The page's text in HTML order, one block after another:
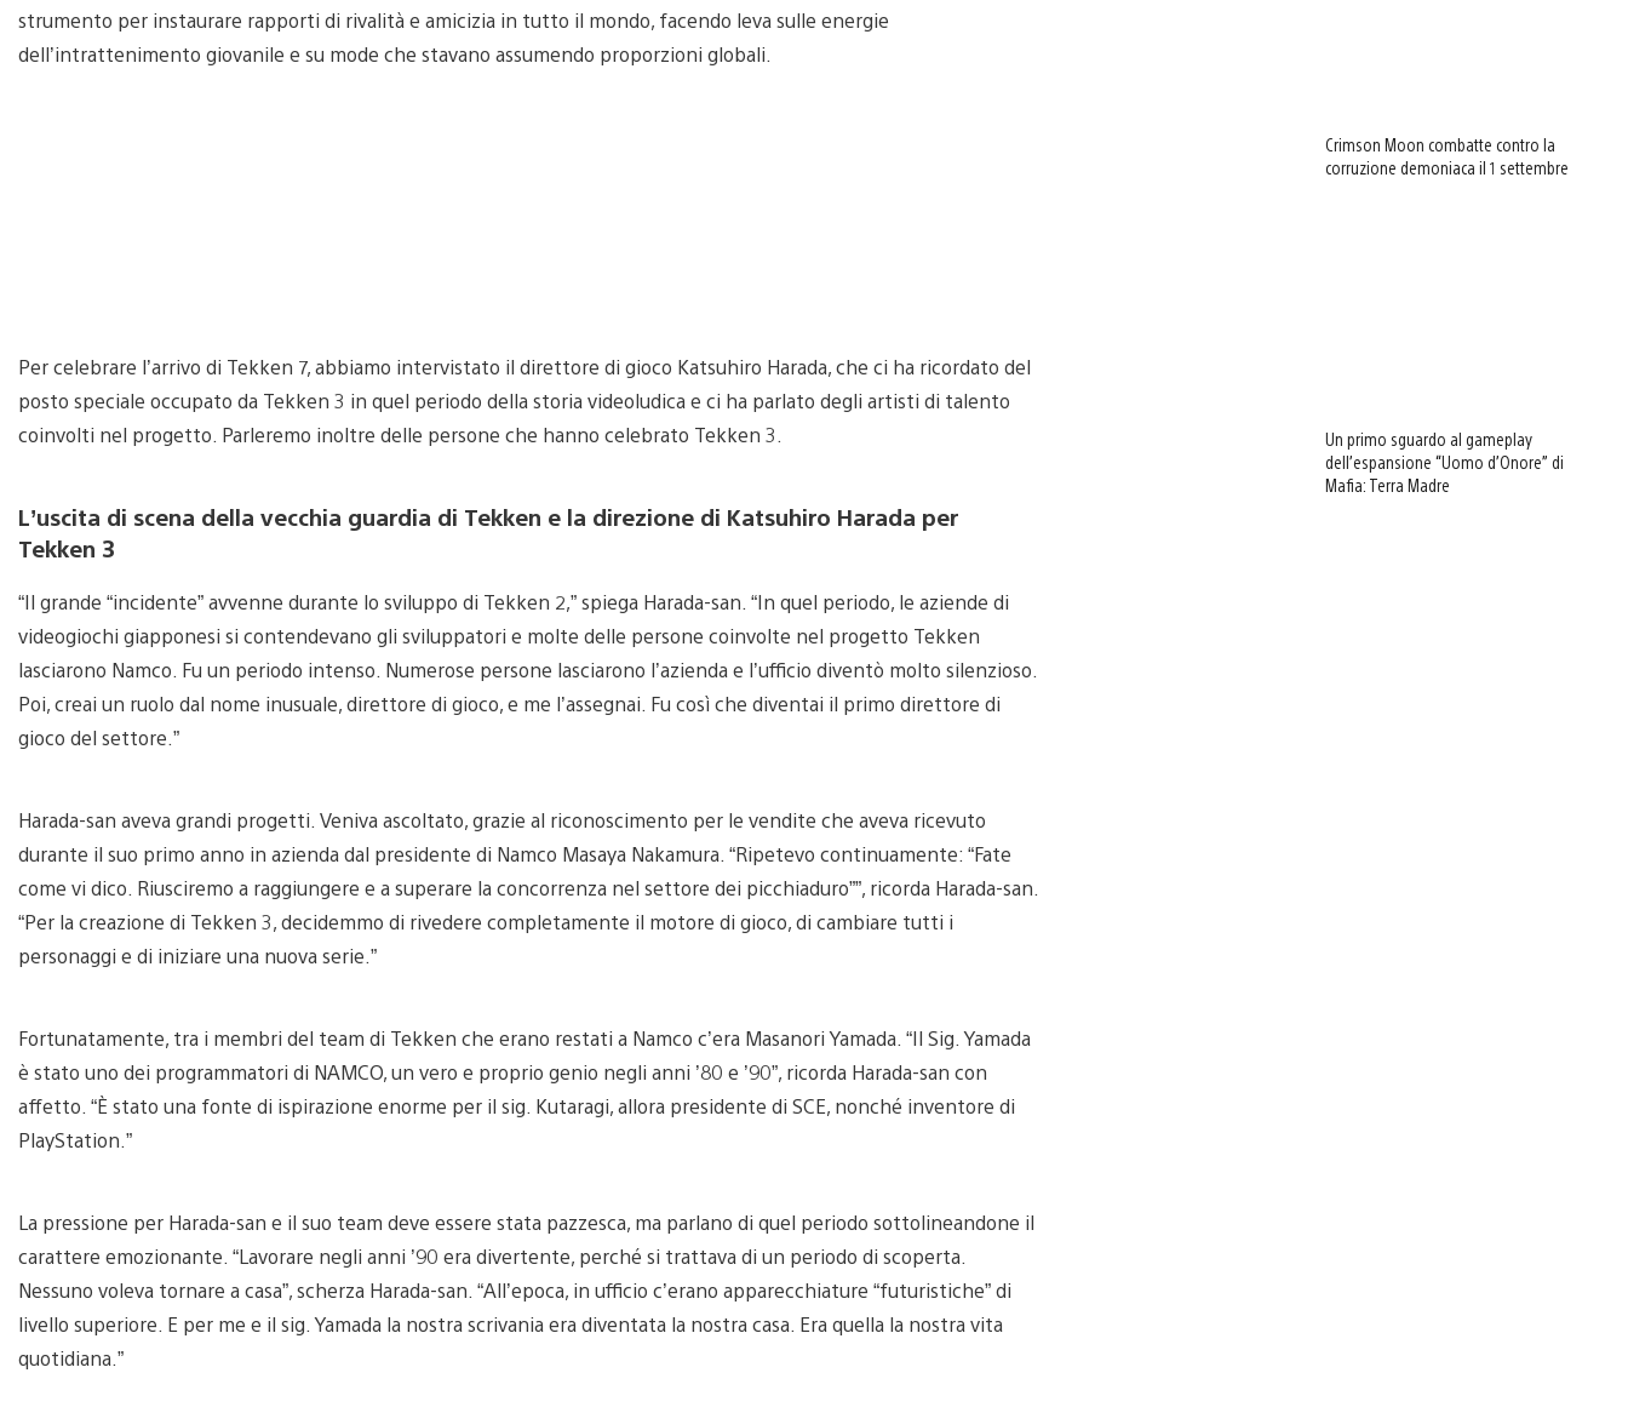
strumento per instaurare rapporti di rivalità e amicizia in tutto il mondo, facendo leva sulle energie
dell’intrattenimento giovanile e su mode che stavano assumendo proporzioni globali.
Per celebrare l’arrivo di Tekken 7, abbiamo intervistato il direttore di gioco Katsuhiro Harada, che ci ha ricordato del
posto speciale occupato da Tekken 3 in quel periodo della storia videoludica e ci ha parlato degli artisti di talento
coinvolti nel progetto. Parleremo inoltre delle persone che hanno celebrato Tekken 3.
L’uscita di scena della vecchia guardia di Tekken e la direzione di Katsuhiro Harada per
Tekken 3
“Il grande “incidente” avvenne durante lo sviluppo di Tekken 2,” spiega Harada-san. “In quel periodo, le aziende di
videogiochi giapponesi si contendevano gli sviluppatori e molte delle persone coinvolte nel progetto Tekken
lasciarono Namco. Fu un periodo intenso. Numerose persone lasciarono l’azienda e l’ufficio diventò molto silenzioso.
Poi, creai un ruolo dal nome inusuale, direttore di gioco, e me l’assegnai. Fu così che diventai il primo direttore di
gioco del settore.”
Harada-san aveva grandi progetti. Veniva ascoltato, grazie al riconoscimento per le vendite che aveva ricevuto
durante il suo primo anno in azienda dal presidente di Namco Masaya Nakamura. “Ripetevo continuamente: “Fate
come vi dico. Riusciremo a raggiungere e a superare la concorrenza nel settore dei picchiaduro””, ricorda Harada-san.
“Per la creazione di Tekken 3, decidemmo di rivedere completamente il motore di gioco, di cambiare tutti i
personaggi e di iniziare una nuova serie.”
Fortunatamente, tra i membri del team di Tekken che erano restati a Namco c’era Masanori Yamada. “Il Sig. Yamada
è stato uno dei programmatori di NAMCO, un vero e proprio genio negli anni ’80 e ’90”, ricorda Harada-san con
affetto. “È stato una fonte di ispirazione enorme per il sig. Kutaragi, allora presidente di SCE, nonché inventore di
PlayStation.”
La pressione per Harada-san e il suo team deve essere stata pazzesca, ma parlano di quel periodo sottolineandone il
carattere emozionante. “Lavorare negli anni ’90 era divertente, perché si trattava di un periodo di scoperta.
Nessuno voleva tornare a casa”, scherza Harada-san. “All’epoca, in ufficio c’erano apparecchiature “futuristiche” di
livello superiore. E per me e il sig. Yamada la nostra scrivania era diventata la nostra casa. Era quella la nostra vita
quotidiana.”
Crimson Moon combatte contro la
corruzione demoniaca il 1 settembre
Un primo sguardo al gameplay
dell’espansione “Uomo d’Onore” di
Mafia: Terra Madre